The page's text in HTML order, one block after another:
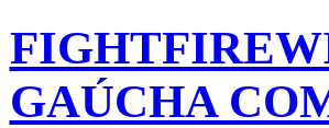
GAÚCHA